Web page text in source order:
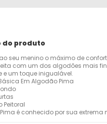
do produto
seu menino o máximo de
com um dos algodões mais
e um toque inigualável.
Em Algodão Pima
Peitoral
é conhecido por sua extrema